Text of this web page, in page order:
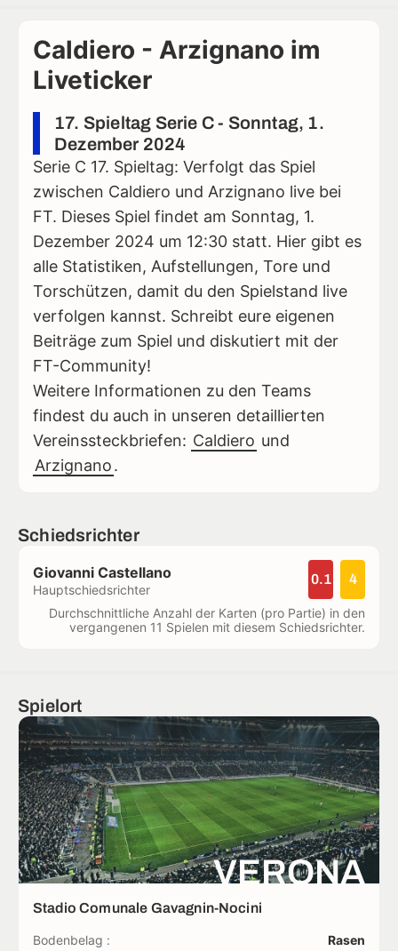
Caldiero - Arzignano im
Liveticker
17. Spieltag Serie C - Sonntag, 1.
Dezember 2024
Serie C 17. Spieltag: Verfolgt das Spiel
zwischen Caldiero und Arzignano live bei
FT. Dieses Spiel findet am Sonntag, 1.
Dezember 2024 um 12:30 statt. Hier gibt es
alle Statistiken, Aufstellungen, Tore und
Torschützen, damit du den Spielstand live
verfolgen kannst. Schreibt eure eigenen
Beiträge zum Spiel und diskutiert mit der
FT-Community!
Weitere Informationen zu den Teams
findest du auch in unseren detaillierten
Vereinssteckbriefen: Caldiero und
Arzignano.
Schiedsrichter
Giovanni Castellano
Hauptschiedsrichter
0.1 4
Durchschnittliche Anzahl der Karten (pro Partie) in den
vergangenen 11 Spielen mit diesem Schiedsrichter.
Spielort
VERONA
Stadio Comunale Gavagnin-Nocini
Bodenbelag : Rasen